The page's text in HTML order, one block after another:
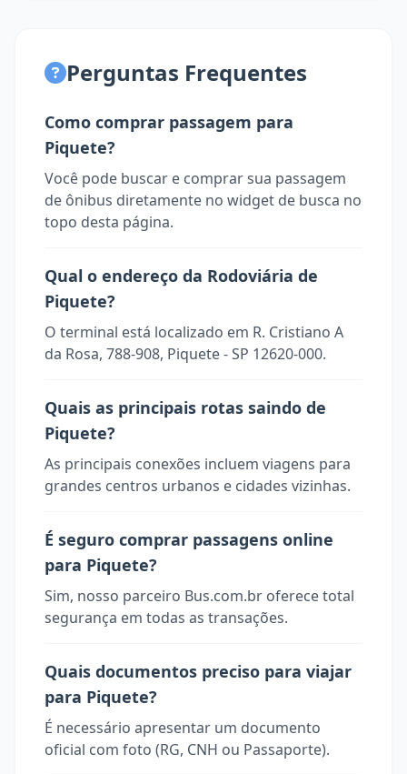
Perguntas Frequentes
Como comprar passagem para
Piquete?
Você pode buscar e comprar sua passagem
de ônibus diretamente no widget de busca no
topo desta página.
Qual o endereço da Rodoviária de
Piquete?
O terminal está localizado em R. Cristiano A
da Rosa, 788-908, Piquete - SP 12620-000.
Quais as principais rotas saindo de
Piquete?
As principais conexões incluem viagens para
grandes centros urbanos e cidades vizinhas.
É seguro comprar passagens online
para Piquete?
Sim, nosso parceiro Bus.com.br oferece total
segurança em todas as transações.
Quais documentos preciso para viajar
para Piquete?
É necessário apresentar um documento
oficial com foto (RG, CNH ou Passaporte).